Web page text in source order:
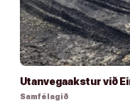
Utanvegaakstur við
Samfélagið